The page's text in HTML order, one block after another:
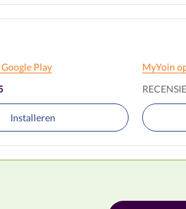
Play
Installeren
MyYoin